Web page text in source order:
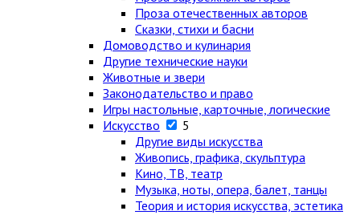
Проза отечественных авторов
Сказки, стихи и басни
Домоводство и кулинария
Другие технические науки
Животные и звери
Законодательство и право
Игры настольные, карточные, логические
Искусство
5
Другие виды искусства
Живопись, графика, скульптура
Кино, ТВ, театр
Музыка, ноты, опера, балет, танцы
Теория и история искусства, эстетика